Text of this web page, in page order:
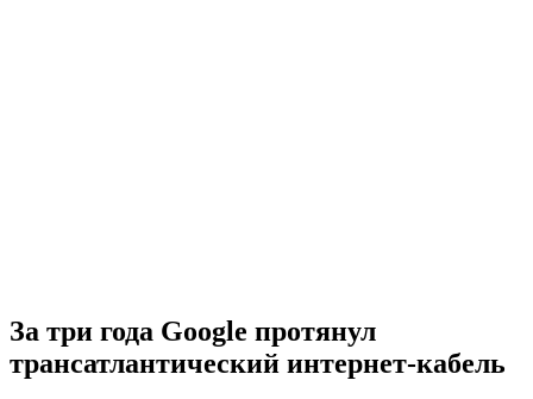
За три года Google протянул
трансатлантический интернет-кабель